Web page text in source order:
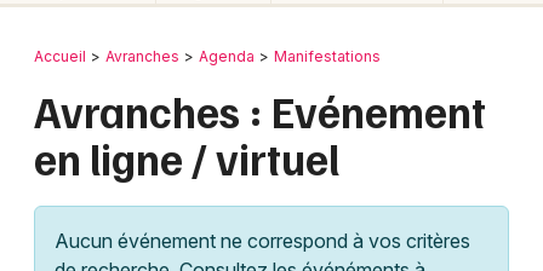
Publier un événement
Grands événements
Activité & Expérience
Bordeaux
Colmar
Lille
Lyon
Retour
Accueil Avranches Agenda Manifestations
Avranches : Evénement
en ligne / virtuel
Aucun événement ne correspond à vos critères
Où ?
Basse-Normandie
Partout
Près de moi
Changer de lieu
Aujourd'hui
Demain Ce week-end Autre